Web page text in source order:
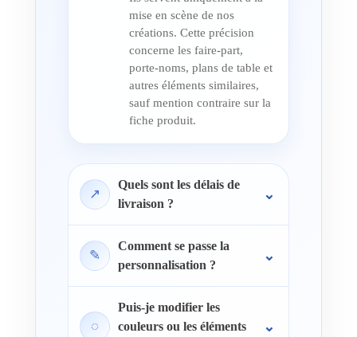
mise en scène de nos
créations. Cette précision
concerne les faire-part,
porte-noms, plans de table et
autres éléments similaires,
sauf mention contraire sur la
fiche produit.
↗
Quels sont les délais de
livraison ?
✎
Comment se passe la
personnalisation ?
◌
Puis-je modifier les
couleurs ou les éléments